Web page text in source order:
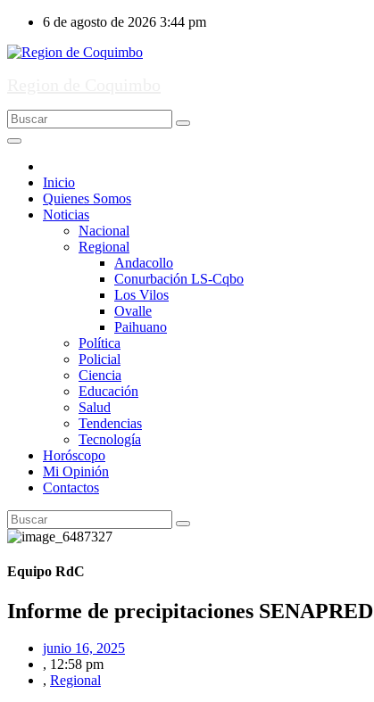
contenido
6 de agosto de 2026 3:44 pm
Inicio
Quienes Somos
Noticias
Nacional
Regional
Andacollo
Conurbación LS-Cqbo
Los Vilos
Ovalle
Paihuano
Política
Policial
Ciencia
Educación
Salud
Tendencias
Tecnología
Horóscopo
Mi Opinión
Contactos
Equipo RdC
Informe de precipitaciones SENAPRED
junio 16, 2025
, 12:58 pm
, Regional